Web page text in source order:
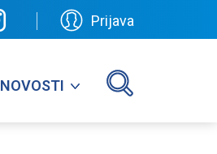
Prijava
NOVOSTI